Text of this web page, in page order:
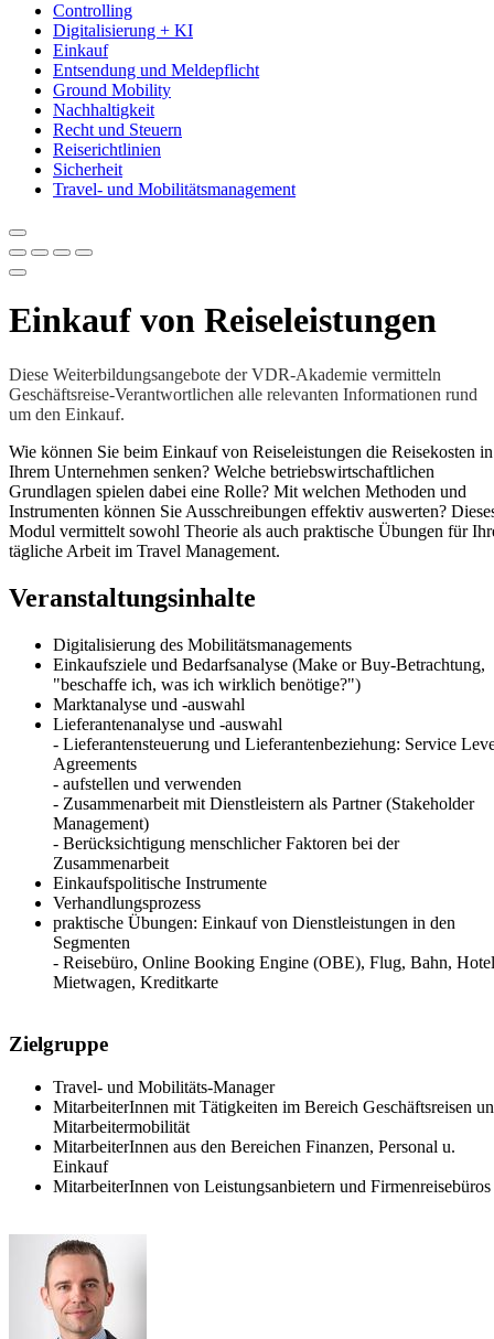
Controlling
Digitalisierung + KI
Einkauf
Entsendung und Meldepflicht
Ground Mobility
Nachhaltigkeit
Recht und Steuern
Reiserichtlinien
Sicherheit
Travel- und Mobilitätsmanagement
Einkauf von Reiseleistungen
Diese Weiterbildungsangebote der VDR-Akademie vermitteln
Geschäftsreise-Verantwortlichen alle relevanten Informationen rund
um den Einkauf.
Wie können Sie beim Einkauf von Reiseleistungen die Reisekosten in
Ihrem Unternehmen senken? Welche betriebswirtschaftlichen
Grundlagen spielen dabei eine Rolle? Mit welchen Methoden und
Instrumenten können Sie Ausschreibungen effektiv auswerten?
Modul vermittelt sowohl Theorie als auch praktische Übungen für
tägliche Arbeit im Travel Management.
Veranstaltungsinhalte
Digitalisierung des Mobilitätsmanagements
Einkaufsziele und Bedarfsanalyse (Make or Buy-Betrachtung,
"beschaffe ich, was ich wirklich benötige?")
Marktanalyse und -auswahl
Lieferantenanalyse und -auswahl
- Lieferantensteuerung und Lieferantenbeziehung: Service
Agreements
- aufstellen und verwenden
- Zusammenarbeit mit Dienstleistern als Partner (Stakeholder
Management)
- Berücksichtigung menschlicher Faktoren bei der
Zusammenarbeit
Einkaufspolitische Instrumente
Verhandlungsprozess
praktische Übungen: Einkauf von Dienstleistungen in den
Segmenten
- Reisebüro, Online Booking Engine (OBE), Flug, Bahn,
Mietwagen, Kreditkarte
Zielgruppe
Travel- und Mobilitäts-Manager
MitarbeiterInnen mit Tätigkeiten im Bereich Geschäftsreisen
Mitarbeitermobilität
MitarbeiterInnen aus den Bereichen Finanzen, Personal u.
Einkauf
MitarbeiterInnen von Leistungsanbietern und Firmenreisebüros